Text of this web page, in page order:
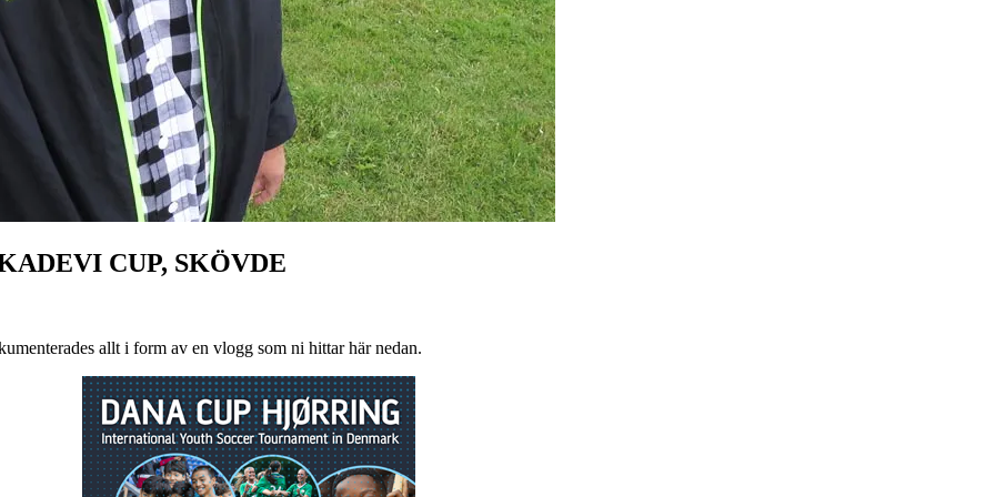
CUP, SKÖVDE
allt i form av en vlogg som ni hittar här nedan.